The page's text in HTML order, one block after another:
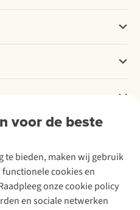
voor de beste
te bieden, maken wij gebruik
cookies en
onze cookie policy
en sociale netwerken